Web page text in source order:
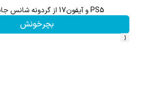
PS5 و آیفون17 از گردونه شانس جایزه بگیر 🎁
بچرخونش
‹